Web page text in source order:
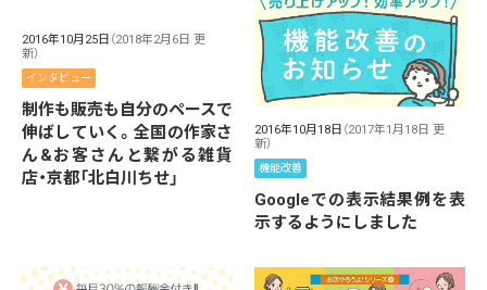
2016年10月25日 （2018年2月6日 更
新）
インタビュー
制作も販売も自分のペースで
伸ばしていく。全国の作家さ
ん&お客さんと繋がる雑貨
店・京都「北白川ちせ」
2016年10月18日 （2017年1月18日 更
新）
機能改善
Googleでの表示結果例を表
示するようにしました